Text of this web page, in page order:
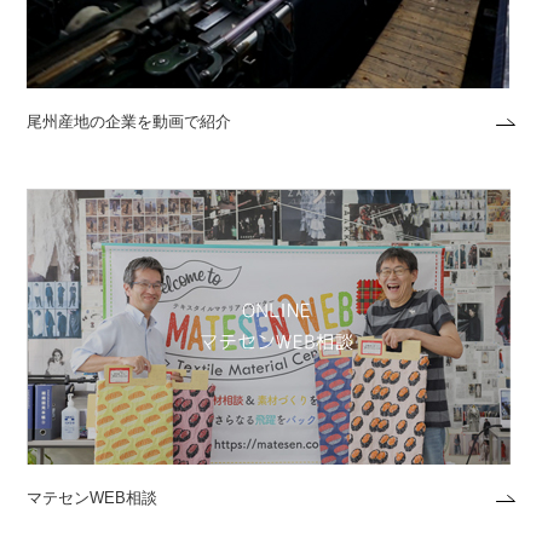
尾州産地の企業を動画で紹介
マテセンWEB相談